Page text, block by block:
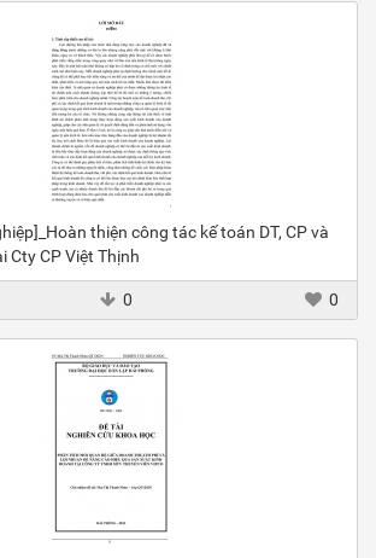
thiện công tác kế toán DT, CP và
Cty CP Việt Thịnh
0 0